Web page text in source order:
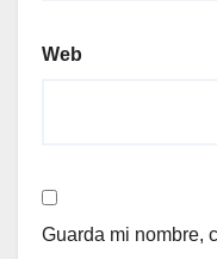
Web
Guarda mi nombre,